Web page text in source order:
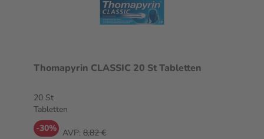
Thomapyrin CLASSIC 20 St Tabletten
20 St
Tabletten
-30% AVP: 8,82 €